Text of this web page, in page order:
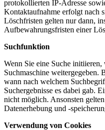
protokollierten IP-Adresse
Kontaktaufnahme erfolgt nach
Löschfristen gelten nur dann,
Aufbewahrungsfristen einer
Suchfunktion
Wenn Sie eine Suche
Suchmaschine weitergegeben.
wann nach welchem
Suchergebnisse es dabei gab.
nicht möglich. Ansonsten
Datenerhebung und -
Verwendung von Cookies